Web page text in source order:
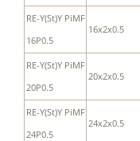
RE-Y(St)Y PiMF
16P0.5
16x2x0.5
RE-Y(St)Y PiMF
20P0.5
20x2x0.5
RE-Y(St)Y PiMF
24P0.5
24x2x0.5